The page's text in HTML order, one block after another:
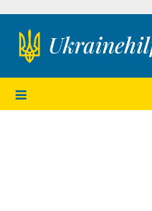
Ukrainehilfe